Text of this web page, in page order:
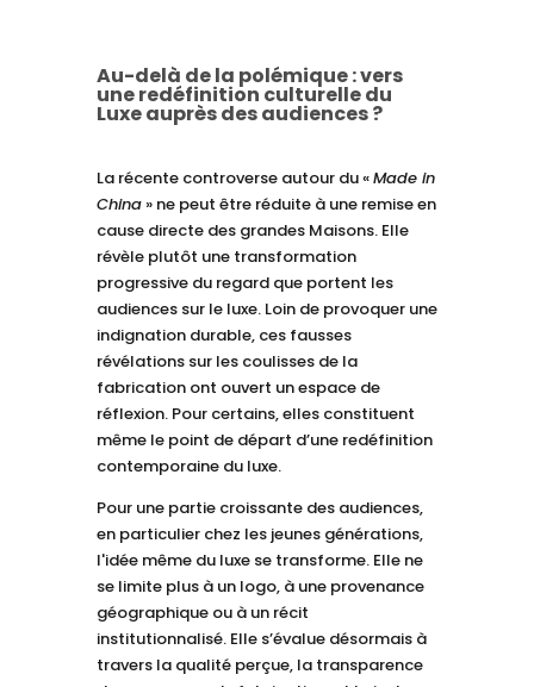
Au-delà de la polémique : vers
une redéfinition culturelle du
Luxe auprès des audiences ?
La récente controverse autour du «Made in
China» ne peut être réduite à une remise en
cause directe des grandes Maisons. Elle
révèle plutôt une transformation
progressive du regard que portent les
audiences sur le luxe. Loin de provoquer une
indignation durable, ces fausses
révélations sur les coulisses de la
fabrication ont ouvert un espace de
réflexion. Pour certains, elles constituent
même le point de départ d’une redéfinition
contemporaine du luxe.
Pour une partie croissante des audiences,
en particulier chez les jeunes générations,
l'idée même du luxe se transforme. Elle ne
se limite plus à un logo, à une provenance
géographique ou à un récit
institutionnalisé. Elle s’évalue désormais à
travers la qualité perçue, la transparence